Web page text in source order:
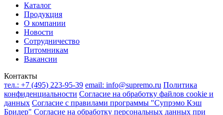
Каталог
Продукция
О компании
Новости
Сотрудничество
Питомникам
Вакансии
Контакты
тел.: +7 (495) 223-95-39 email: info@supremo.ru Политика
конфиденциальности Согласие на обработку файлов cookie и
данных Согласие с правилами программы "Супрэмо Кэш
Бридер" Согласие на обработку персональных данных при